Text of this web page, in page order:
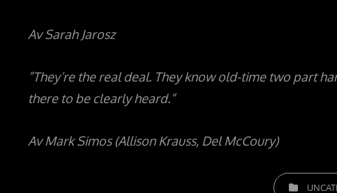
Av Sarah Jarosz
”They’re the real deal. They know old-time two part
there to be clearly heard.”
Av Mark Simos (Allison Krauss, Del McCoury)
KATEGORIER